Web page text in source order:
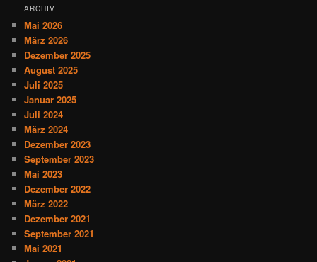
ARCHIV
Mai 2026
März 2026
Dezember 2025
August 2025
Juli 2025
Januar 2025
Juli 2024
März 2024
Dezember 2023
September 2023
Mai 2023
Dezember 2022
März 2022
Dezember 2021
September 2021
Mai 2021